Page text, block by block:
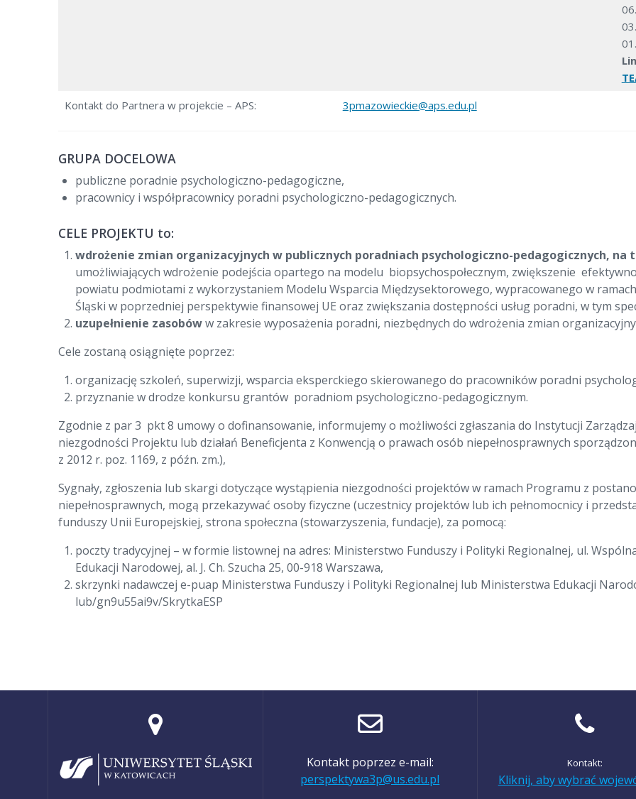
Kontakt do Partnera w projekcie – APS:
3pmazowieckie@aps.edu.pl
GRUPA DOCELOWA
publiczne poradnie psychologiczno-pedagogiczne,
pracownicy i współpracownicy poradni psychologiczno-pedagogicznych.
CELE PROJEKTU to:
wdrożenie zmian organizacyjnych w publicznych poradniach psychologiczno-pedagogicznych,
umożliwiających wdrożenie podejścia opartego na modelu biopsychospołecznym, zwiększenie
powiatu podmiotami z wykorzystaniem Modelu Wsparcia Międzysektorowego, wypracowanego w
Śląski w poprzedniej perspektywie finansowej UE oraz zwiększania dostępności usług poradni, w tym
uzupełnienie zasobóww zakresie wyposażenia poradni, niezbędnych do wdrożenia zmian
Cele zostaną osiągnięte poprzez:
organizację szkoleń, superwizji, wsparcia eksperckiego skierowanego do pracowników poradni
przyznanie w drodze konkursu grantów poradniom psychologiczno-pedagogicznym.
Zgodnie z par 3 pkt 8 umowy o dofinansowanie, informujemy o możliwości zgłaszania do Instytucji
niezgodności Projektu lub działań Beneficjenta z Konwencją o prawach osób niepełnosprawnych
z 2012 r. poz. 1169, z późn. zm.),
Sygnały, zgłoszenia lub skargi dotyczące wystąpienia niezgodności projektów w ramach Programu z
niepełnosprawnych, mogą przekazywać osoby fizyczne (uczestnicy projektów lub ich pełnomocnicy i
funduszy Unii Europejskiej, strona społeczna (stowarzyszenia, fundacje), za pomocą:
poczty tradycyjnej – w formie listownej na adres: Ministerstwo Funduszy i Polityki Regionalnej, ul.
Edukacji Narodowej, al. J. Ch. Szucha 25, 00-918 Warszawa,
skrzynki nadawczej e-puap Ministerstwa Funduszy i Polityki Regionalnej lub Ministerstwa Edukacji
lub/gn9u55ai9v/SkrytkaESP
Kontakt poprzez e-mail:
perspektywa3p@us.edu.pl
Kontakt:
Kliknij, aby wybrać